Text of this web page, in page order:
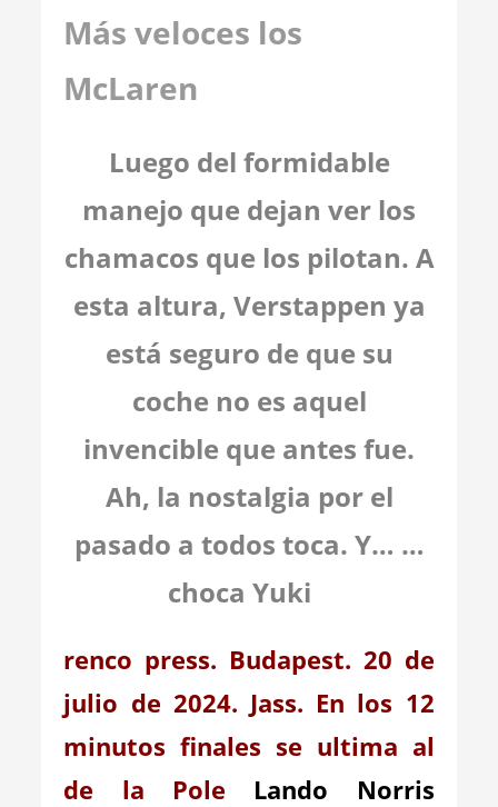
Más veloces los
McLaren
Luego del formidable
manejo que dejan ver los
chamacos que los pilotan. A
esta altura, Verstappen ya
está seguro de que su
coche no es aquel
invencible que antes fue.
Ah, la nostalgia por el
pasado a todos toca. Y… …
choca Yuki
renco press. Budapest. 20 de
julio de 2024. Jass. En los 12
minutos finales se ultima al
de la Pole
Lando Norris